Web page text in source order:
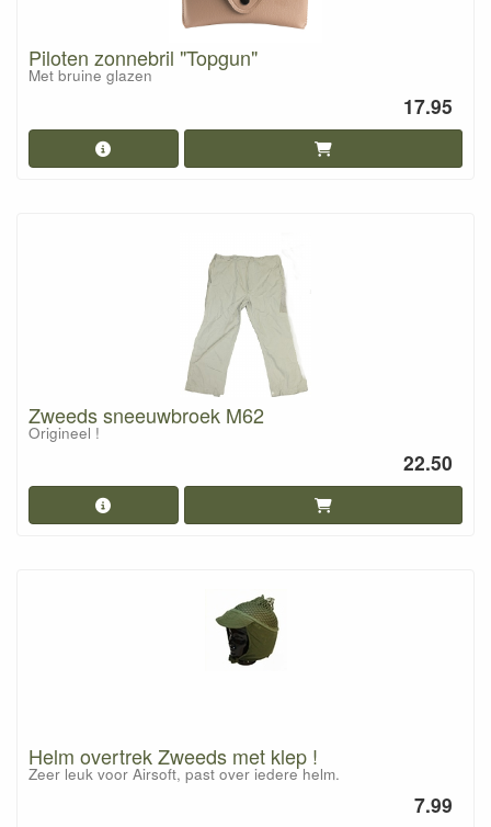
Piloten zonnebril "Topgun"
Met bruine glazen
17.95
Zweeds sneeuwbroek M62
Origineel !
22.50
Helm overtrek Zweeds met klep !
Zeer leuk voor Airsoft, past over iedere helm.
7.99